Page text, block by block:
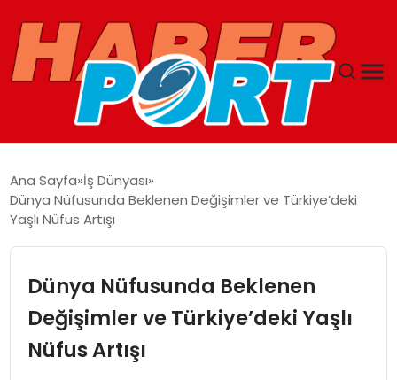
GUNCEL
SPOR
Ana Sayfa İş Dünyası
Dünya Nüfusunda Beklenen Değişimler ve Türkiye’deki
Yaşlı Nüfus Artışı
Dünya Nüfusunda Beklenen
Değişimler ve Türkiye’deki Yaşlı
Nüfus Artışı